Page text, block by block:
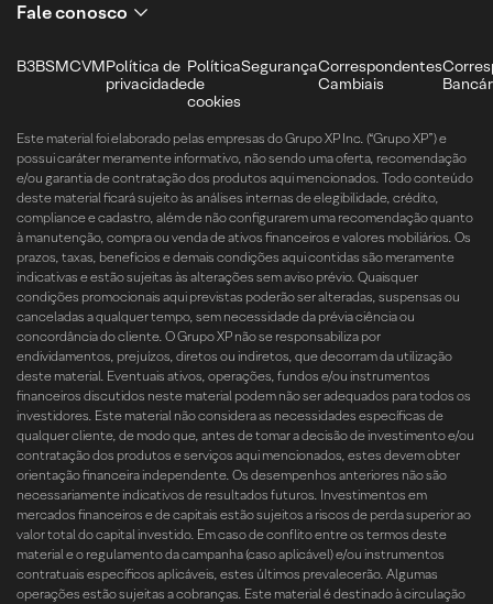
Fale conosco
B3BSMCVMPolítica de
privacidade
Política
de
cookies
SegurançaCorrespondentes
Cambiais
Este material foi elaborado pelas empresas do Grupo XP Inc. (“Grupo XP”) e
possui caráter meramente informativo, não sendo uma oferta, recomendação
e/ou garantia de contratação dos produtos aqui mencionados. Todo conteúdo
deste material ficará sujeito às análises internas de elegibilidade, crédito,
compliance e cadastro, além de não configurarem uma recomendação quanto
à manutenção, compra ou venda de ativos financeiros e valores mobiliários. Os
prazos, taxas, benefícios e demais condições aqui contidas são meramente
indicativas e estão sujeitas às alterações sem aviso prévio. Quaisquer
condições promocionais aqui previstas poderão ser alteradas, suspensas ou
canceladas a qualquer tempo, sem necessidade da prévia ciência ou
concordância do cliente. O Grupo XP não se responsabiliza por
endividamentos, prejuízos, diretos ou indiretos, que decorram da utilização
deste material. Eventuais ativos, operações, fundos e/ou instrumentos
financeiros discutidos neste material podem não ser adequados para todos os
investidores. Este material não considera as necessidades específicas de
qualquer cliente, de modo que, antes de tomar a decisão de investimento e/ou
contratação dos produtos e serviços aqui mencionados, estes devem obter
orientação financeira independente. Os desempenhos anteriores não são
necessariamente indicativos de resultados futuros. Investimentos em
mercados financeiros e de capitais estão sujeitos a riscos de perda superior ao
valor total do capital investido. Em caso de conflito entre os termos deste
material e o regulamento da campanha (caso aplicável) e/ou instrumentos
contratuais específicos aplicáveis, estes últimos prevalecerão. Algumas
operações estão sujeitas a cobranças. Este material é destinado à circulação